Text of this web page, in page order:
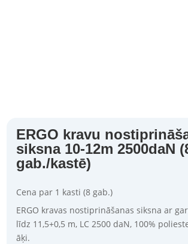
ERGO kravu
siksna 10-12m 2500daN
gab./kastē)
Cena par 1 kasti (8 gab.)
ERGO kravas nostiprināšanas siksna ar
līdz 11,5+0,5 m, LC 2500 daN, 100%
āķi.